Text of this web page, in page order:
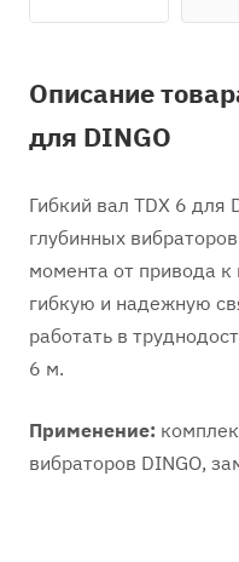
Описание
для DINGO
Гибкий вал TDX 6
глубинных
момента от привода к
гибкую и надежную
работать в
6 м.
Применение:
вибраторов DINGO,